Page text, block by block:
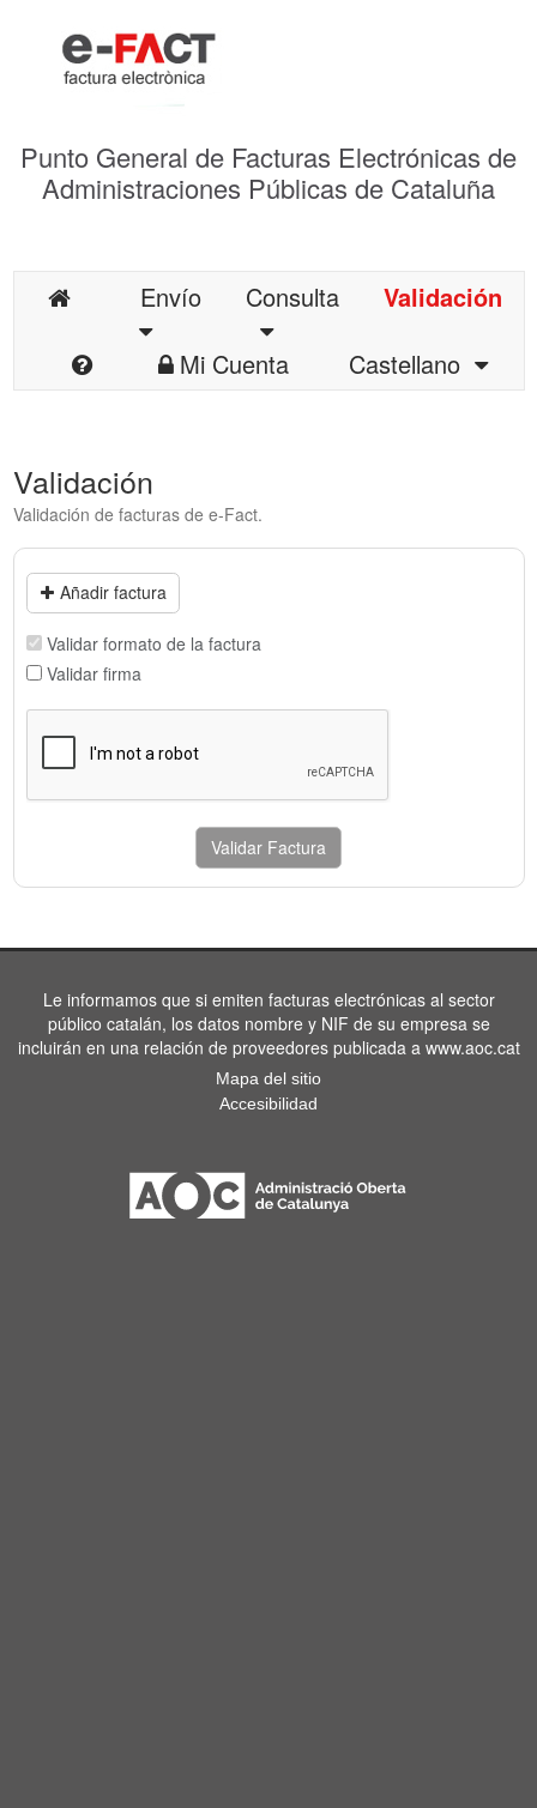
Punto General de Facturas Electrónicas de
Administraciones Públicas de Cataluña
Envío Consulta
Validación
Mi Cuenta
Castellano
Validación
Validación de facturas de e-Fact.
Añadir factura
Validar formato de la factura
Validar firma
Validar Factura
Le informamos que si emiten facturas electrónicas al sector
público catalán, los datos nombre y NIF de su empresa se
incluirán en una relación de proveedores publicada a www.aoc.cat
Mapa del sitio
Accesibilidad